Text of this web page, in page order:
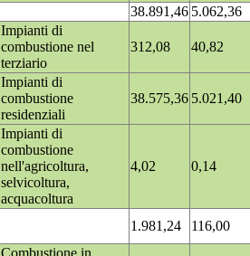
38.891,46 5.062,36
Impianti di
combustione nel
terziario
312,08 40,82
Impianti di
combustione
residenziali
38.575,36 5.021,40
Impianti di
combustione
nell'agricoltura,
selvicoltura,
acquacoltura
4,02 0,14
1.981,24
116,00